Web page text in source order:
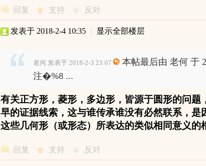
回复 支持 反对
发表于 2018-2-4 10:35 | 显示全部楼层
老何 发表于 2018-2-3 23:07
本帖最后由 老何 于
注�%8 ...
有关正方形，菱形，多边形，皆源于圆形的问
早的证据线索，这与谁传承谁没有必然联系，
这些几何形（或形态）所表达的类似相同意义的
回复 支持 反对